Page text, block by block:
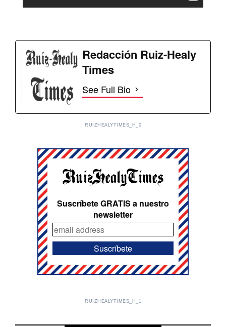
Redacción Ruiz-Healy
Times
See Full Bio
RUIZHEALYTIMES_H_0
Suscríbete GRATIS a nuestro
newsletter
RUIZHEALYTIMES_H_1